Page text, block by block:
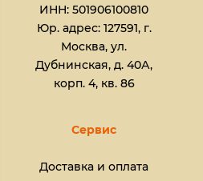
ИНН: 501906100810
Юр. адрес: 127591, г.
Москва, ул.
Дубнинская, д. 40А,
корп. 4, кв. 86
Сервис
Доставка и оплата